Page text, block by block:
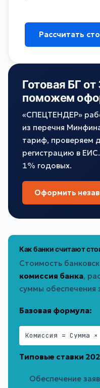
Рассчитать
Готовая БГ
поможем
«СПЕЦТЕНДЕР»
из перечня
тариф, проверяем
регистрацию в
1% годовых.
Оформить
Как банки считают
Стоимость
комиссия банка,
суммы обеспечения
Базовая формула:
Комиссия = Сумма
Типовые ставки
Обеспечение